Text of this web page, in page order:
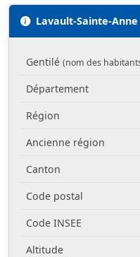
Lavault-Sainte-
Gentilé (nom des
Département
Région
Ancienne région
Canton
Code postal
Code INSEE
Altitude